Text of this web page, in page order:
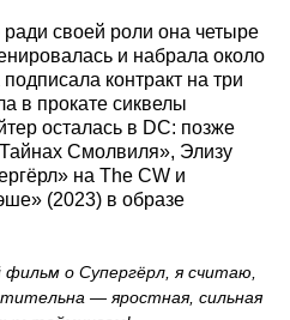
своей роли она четыре
и набрала около
контракт на три
в прокате сиквелы
осталась в DC: позже
Смолвиля», Элизу
на The CW и
(2023) в образе
о Супергёрл, я считаю,
— яростная, сильная